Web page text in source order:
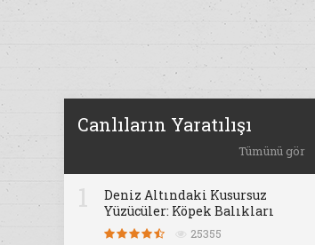
Canlıların Yaratılışı
Tümünü gör
Deniz Altındaki Kusursuz
Yüzücüler: Köpek Balıkları
25355